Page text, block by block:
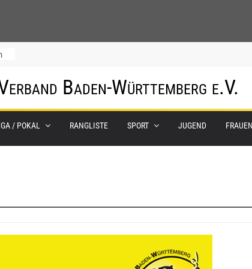
Baden-Württemberg e.V.
/ POKAL RANGLISTE SPORT JUGEND FRAUEN